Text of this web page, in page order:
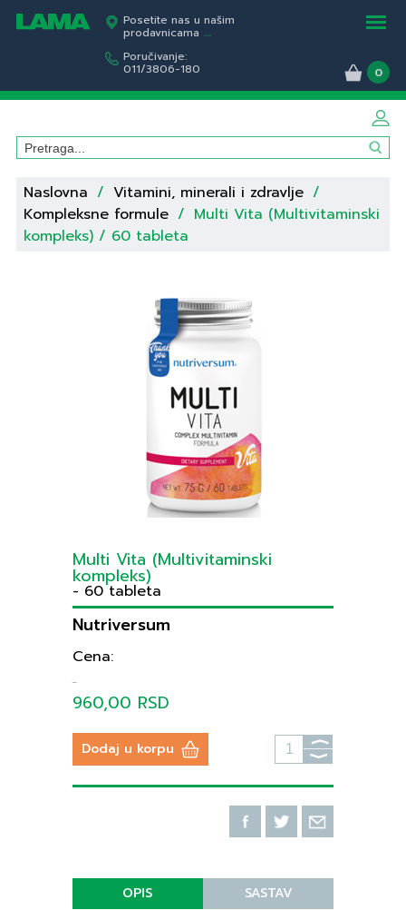
Posetite nas u našim
prodavnicama ...
Poručivanje:
011/3806-180 0
Naslovna / Vitamini, minerali i zdravlje /
Kompleksne formule / Multi Vita (Multivitaminski
kompleks) / 60 tableta
Multi Vita (Multivitaminski
kompleks)
- 60 tableta
Nutriversum
Cena:
960,00 RSD
Dodaj u korpu
⟩
⟩
OPIS SASTAV